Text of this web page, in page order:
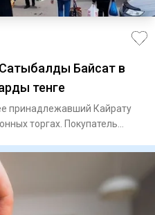
Байсат в
тенге
принадлежавший Кайрату
торгах. Покупатель